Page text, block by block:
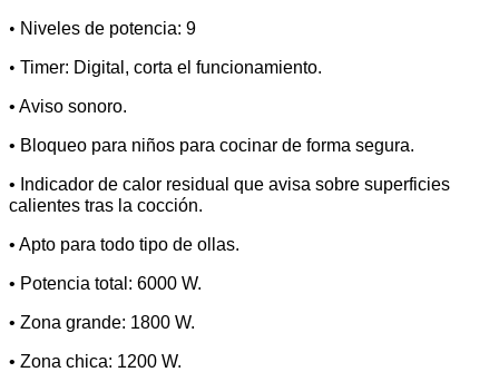
• Niveles de potencia: 9
• Timer: Digital, corta el funcionamiento.
• Aviso sonoro.
• Bloqueo para niños para cocinar de forma segura.
• Indicador de calor residual que avisa sobre superficies
calientes tras la cocción.
• Apto para todo tipo de ollas.
• Potencia total: 6000 W.
• Zona grande: 1800 W.
• Zona chica: 1200 W.